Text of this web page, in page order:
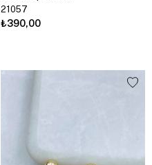
21057
₺390,00